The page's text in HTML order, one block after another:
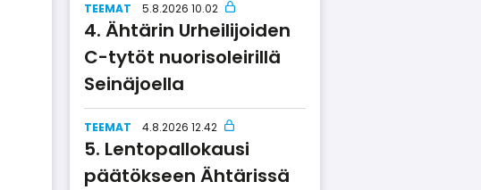
TEEMAT 5.8.2026 10.02
Ähtärin Urheilijoiden
C-tytöt nuorisoleirillä
Seinäjoella
TEEMAT 4.8.2026 12.42
Lentopallokausi
päätökseen Ähtärissä